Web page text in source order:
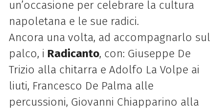
un’occasione per celebrare la cultura
napoletana e le sue radici.
Ancora una volta, ad accompagnarlo sul
palco, i Radicanto, con: Giuseppe De
Trizio alla chitarra e Adolfo La Volpe ai
liuti, Francesco De Palma alle
percussioni, Giovanni Chiapparino alla